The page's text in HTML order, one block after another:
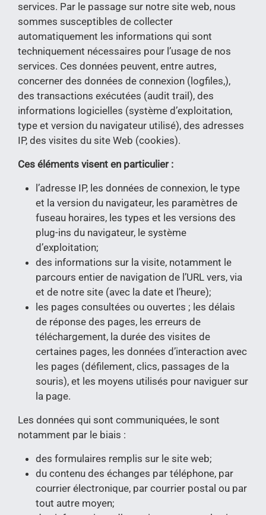
services. Par le passage sur notre site web, nous
sommes susceptibles de collecter
automatiquement les informations qui sont
techniquement nécessaires pour l’usage de nos
services. Ces données peuvent, entre autres,
concerner des données de connexion (logfiles,),
des transactions exécutées (audit trail), des
informations logicielles (système d’exploitation,
type et version du navigateur utilisé), des adresses
IP, des visites du site Web (cookies).
Ces éléments visent en particulier :
l’adresse IP, les données de connexion, le type
et la version du navigateur, les paramètres de
fuseau horaires, les types et les versions des
plug-ins du navigateur, le système
d’exploitation;
des informations sur la visite, notamment le
parcours entier de navigation de l’URL vers, via
et de notre site (avec la date et l’heure);
les pages consultées ou ouvertes ; les délais
de réponse des pages, les erreurs de
téléchargement, la durée des visites de
certaines pages, les données d’interaction avec
les pages (défilement, clics, passages de la
souris), et les moyens utilisés pour naviguer sur
la page.
Les données qui sont communiquées, le sont
notamment par le biais :
des formulaires remplis sur le site web;
du contenu des échanges par téléphone, par
courrier électronique, par courrier postal ou par
tout autre moyen;